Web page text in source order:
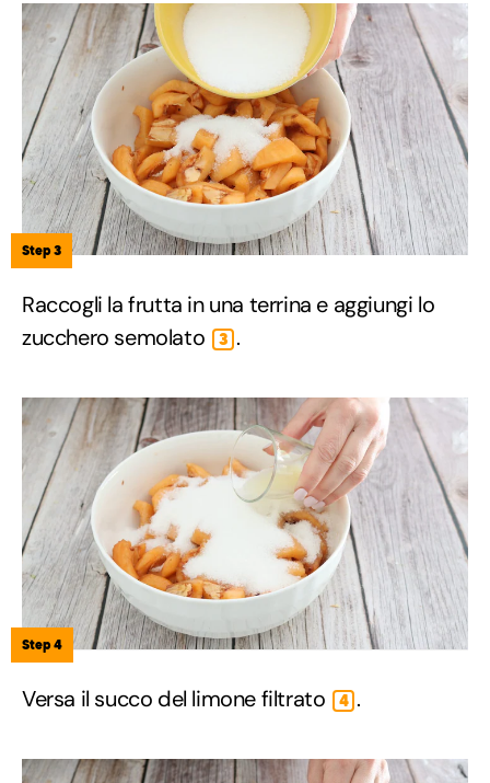
Step 3
Raccogli la frutta in una terrina e aggiungi lo
zucchero semolato
3 .
Step 4
Versa il succo del limone filtrato 4 .